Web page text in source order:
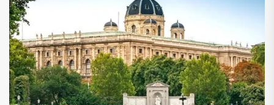
в Вену: от важных нюансов планирования маршрута и
поиска недорогого жилья до обзора […]